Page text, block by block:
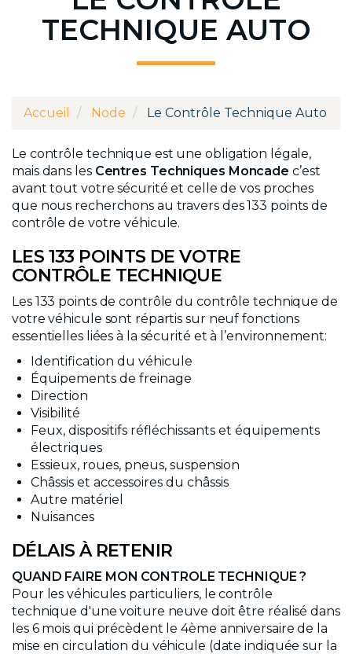
TECHNIQUE AUTO
Accueil Node Le Contrôle Technique Auto
Le contrôle technique est une obligation légale,
mais dans les Centres Techniques Moncade c’est
avant tout votre sécurité et celle de vos proches
que nous recherchons au travers des 133 points de
contrôle de votre véhicule.
LES 133 POINTS DE VOTRE
CONTRÔLE TECHNIQUE
Les 133 points de contrôle du contrôle technique de
votre véhicule sont répartis sur neuf fonctions
essentielles liées à la sécurité et à l’environnement:
Identification du véhicule
Équipements de freinage
Direction
Visibilité
Feux, dispositifs réfléchissants et équipements
électriques
Essieux, roues, pneus, suspension
Châssis et accessoires du châssis
Autre matériel
Nuisances
DÉLAIS À RETENIR
QUAND FAIRE MON CONTROLE TECHNIQUE ?
Pour les véhicules particuliers, le contrôle
technique d'une voiture neuve doit être réalisé dans
les 6 mois qui précèdent le 4ème anniversaire de la
mise en circulation du véhicule (date indiquée sur la